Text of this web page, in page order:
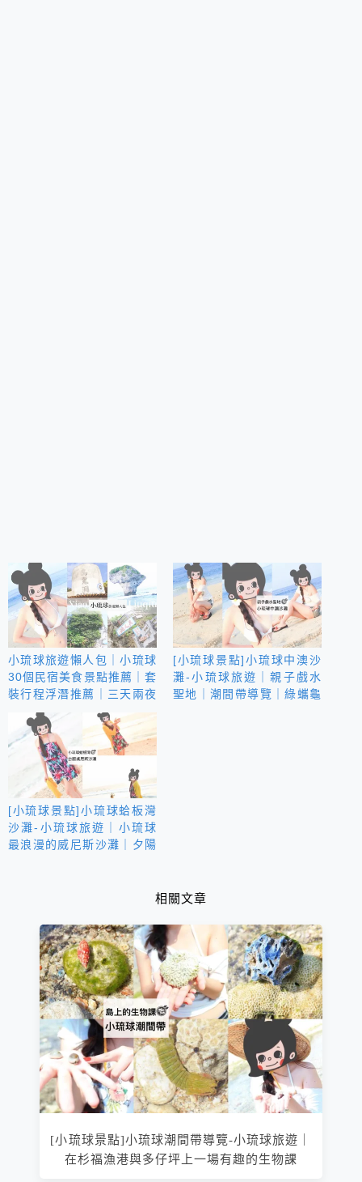
小琉球旅遊懶人包｜小琉球
30個民宿美食景點推薦｜套
裝行程浮潛推薦｜三天兩夜
全攻略
[小琉球景點]小琉球中澳沙
灘-小琉球旅遊｜親子戲水
聖地｜潮間帶導覽｜綠蠵龜
[小琉球景點]小琉球蛤板灣
沙灘-小琉球旅遊｜小琉球
最浪漫的威尼斯沙灘｜夕陽
相關文章
[小琉球景點]小琉球潮間帶導覽-小琉球旅遊｜
在杉福漁港與多仔坪上一場有趣的生物課